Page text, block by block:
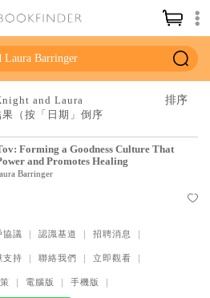
and Laura
（按「日期」倒序
Forming a Goodness Culture That
and Promotes Healing
Barringer
協議 ｜ 認識基道 ｜ 招聘消息 ｜
支持 ｜ 聯絡我們 ｜ 立即觀看 ｜
｜ 電腦版 ｜ 手機版 ｜